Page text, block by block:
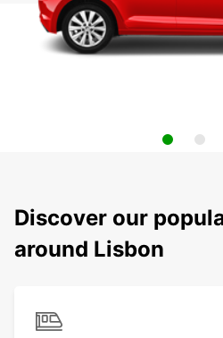
Discover our
around Lisbon